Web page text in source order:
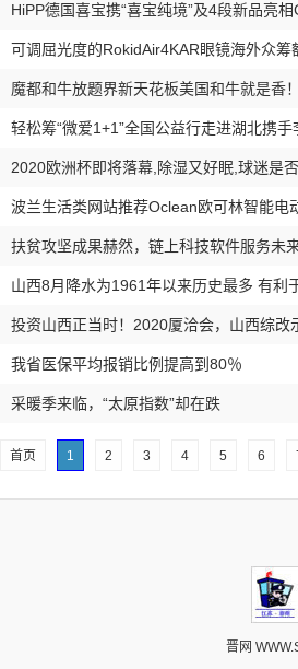
HiPP德国喜宝携“喜宝纯境”及4段新品亮
可调屈光度的RokidAir4KAR眼镜海外众筹
魔都和牛放题界新天花板美国和牛就是香
轻松筹“微爱1+1”全国公益行走进湖北携
2020欧洲杯即将落幕,除湿又好眠,球迷是
波兰生活类网站推荐Oclean欧可林智能电
扶贫攻坚成果赫然，链上科技软件服务未
山西8月降水为1961年以来历史最多 有利
投资山西正当时！2020厦洽会，山西综改
我省医保平均报销比例提高到80％
采暖季来临，“太原指数”却在跌
首页 1 2 3 4 5 6
晋网